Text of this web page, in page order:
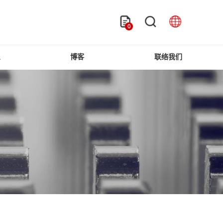
0
博客 联络我们